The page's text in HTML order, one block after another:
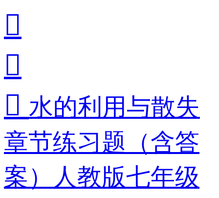


 水的利用与散失
章节练习题（含答
案）人教版七年级